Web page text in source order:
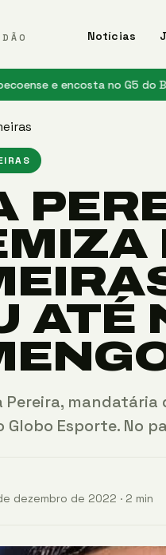
Notícias
encosta no G5 do Brasileirão
ATÉ
Pereira,
Esporte. No
dezembro de 2022 · 2 min